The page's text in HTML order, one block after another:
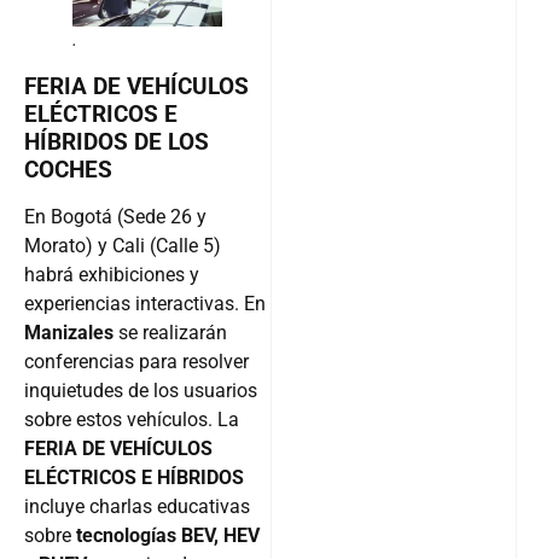
.
FERIA DE VEHÍCULOS
ELÉCTRICOS E
HÍBRIDOS DE LOS
COCHES
En Bogotá (Sede 26 y
Morato) y Cali (Calle 5)
habrá exhibiciones y
experiencias interactivas. En
Manizales se realizarán
conferencias para resolver
inquietudes de los usuarios
sobre estos vehículos. La
FERIA DE VEHÍCULOS
ELÉCTRICOS E HÍBRIDOS
incluye charlas educativas
sobre tecnologías BEV, HEV